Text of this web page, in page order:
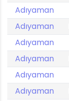
Adıyaman
Adıyaman
Adıyaman
Adıyaman
Adıyaman
Adıyaman